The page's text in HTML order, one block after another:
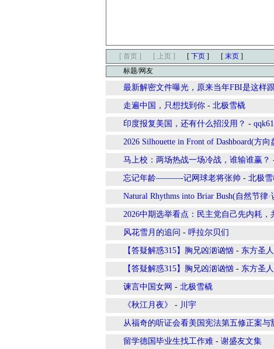
[ 首页 ] [ 上页 ] [ 下页 ] [ 末页 ]
标题/网友
最新解密文件曝光，原来当年FBI是这样
走遍中国，只想找到你 - 北极雪橇
印度报复美国，还有什么招没用？ -
2026 Silhouette in Front of Dashboard(方
马上校：两场热战一场冷战，谁输谁赢？
忘记年龄———-记网球老将张帅 - 北极
Natural Rhythms into Briar Bush(自然节律
2026中期选举看点：民主党自己先内耗，
风花雪月的追问 - 呼拉尔贝们
【答疑解惑315】胸兄凶汹讻忷 - 东方圣
【答疑解惑315】胸兄凶汹讻忷 - 东方圣
谏言中国女网 - 北极雪橇
《秋江月夜》 - 川宇
从福奇的听证会看美国宪法第五修正案与
留学德国毕业生找工作难 - 谢盛友文集